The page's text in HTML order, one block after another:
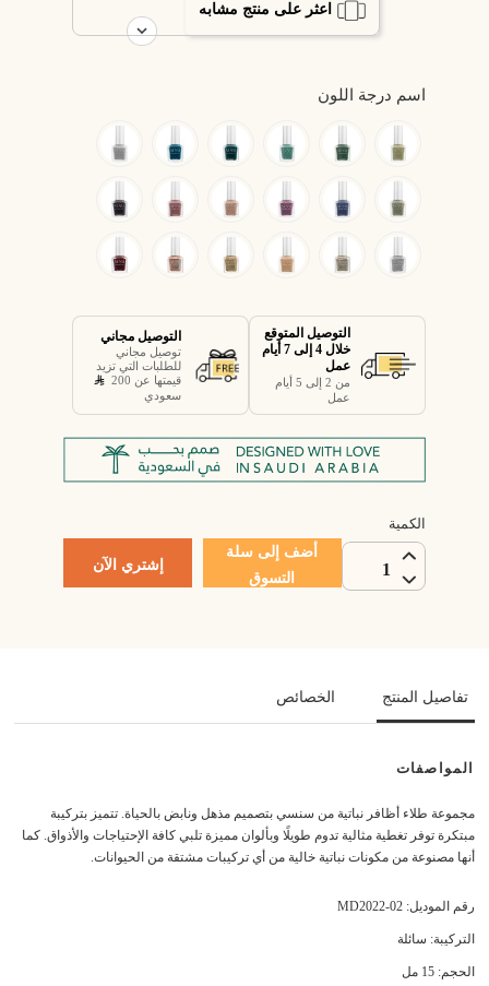
اعثر على منتج مشابه
اسم درجة اللون
التوصيل المتوقع
خلال 4 إلى 7 أيام
عمل
من 2 إلى 5 أيام
عمل
التوصيل مجاني
توصيل مجاني
للطلبات التي تزيد
قيمتها عن 200
سعودي
الكمية
1
أضف إلى سلة
التسوق
إشتري الآن
تفاصيل المنتج الخصائص
المواصفات
مجموعة طلاء أظافر نباتية من سنسي بتصميم مذهل ونابض بالحياة. تتميز بتركيبة
مبتكرة توفر تغطية مثالية تدوم طويلًا وبألوان مميزة تلبي كافة الإحتياجات والأذواق. كما
أنها مصنوعة من مكونات نباتية خالية من أي تركيبات مشتقة من الحيوانات.
رقم الموديل: MD2022-02
التركيبة: سائلة
الحجم: 15 مل